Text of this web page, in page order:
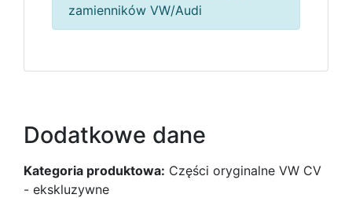
zamienników VW/Audi
Dodatkowe dane
Kategoria produktowa: Części oryginalne VW CV
- ekskluzywne